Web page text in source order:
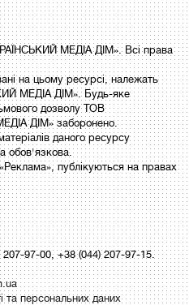
МЕДІА ДІМ». Всі права
на цьому ресурсі, належать
МЕДІА ДІМ». Будь-яке
дозволу ТОВ
ДІМ» заборонено.
даного ресурсу
обов'язкова.
публікуються на правах
97-00, +38 (044) 207-97-15.
та персональних даних